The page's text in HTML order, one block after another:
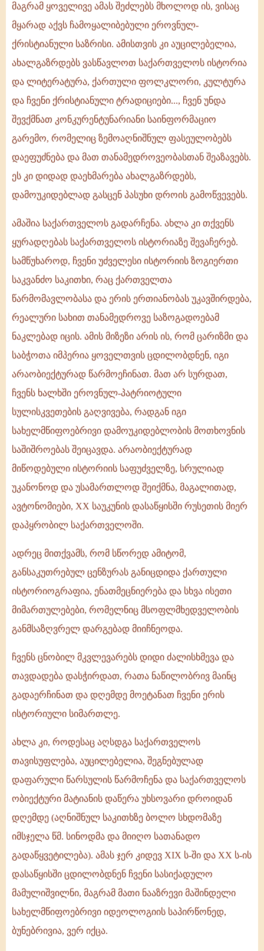
მაგრამ ყოველივე ამას შეძლებს მხოლოდ ის, ვისაც
მყარად აქვს ჩამოყალიბებული ეროვნულ-
ქრისტიანული საზრისი. ამისთვის კი აუცილებელია,
ახალგაზრდებს ვასწავლოთ საქართველოს ისტორია
და ლიტერატურა, ქართული ფოლკლორი, კულტურა
და ჩვენი ქრისტიანული ტრადიციები..., ჩვენ უნდა
შევქმნათ კონკურენტუნარიანი საინფორმაციო
გარემო, რომელიც ზემოაღნიშნულ ფასეულობებს
დაეფუძნება და მათ თანამედროვეობასთან შეაზავებს.
ეს კი დიდად დაეხმარება ახალგაზრდებს,
დამოუკიდებლად გასცენ პასუხი დროის გამოწვევებს.
ამაშია საქართველოს გადარჩენა. ახლა კი თქვენს
ყურადღებას საქართველოს ისტორიაზე შევაჩერებ.
სამწუხაროდ, ჩვენი უძველესი ისტორიის ზოგიერთი
საკვანძო საკითხი, რაც ქართველთა
წარმომავლობასა და ერის ერთიანობას უკავშირდება,
რეალური სახით თანამედროვე საზოგადოებამ
ნაკლებად იცის. ამის მიზეზი არის ის, რომ ცარიზმი და
საბჭოთა იმპერია ყოველთვის ცდილობდნენ, იგი
არაობიექტურად წარმოეჩინათ. მათ არ სურდათ,
ჩვენს ხალხში ეროვნულ-პატრიოტული
სულისკვეთების გაღვივება, რადგან იგი
სახელმწიფოებრივი დამოუკიდებლობის მოთხოვნის
საშიშროებას შეიცავდა. არაობიექტურად
მიწოდებული ისტორიის საფუძველზე, სრულიად
უკანონოდ და უსამართლოდ შეიქმნა, მაგალითად,
ავტონომიები, XX საუკუნის დასაწყისში რუსეთის მიერ
დაპყრობილ საქართველოში.
ადრეც მითქვამს, რომ სწორედ ამიტომ,
განსაკუთრებულ ცენზურას განიცდიდა ქართული
ისტორიოგრაფია, ენათმეცნიერება და სხვა ისეთი
მიმართულებები, რომელნიც მსოფლმხედველობის
განმსაზღვრელ დარგებად მიიჩნეოდა.
ჩვენს ცნობილ მკვლევარებს დიდი ძალისხმევა და
თავდადება დასჭირდათ, რათა ნაწილობრივ მაინც
გადაერჩინათ და დღემდე მოეტანათ ჩვენი ერის
ისტორიული სიმართლე.
ახლა კი, როდესაც აღსდგა საქართველოს
თავისუფლება, აუცილებელია, შეგნებულად
დაფარული წარსულის წარმოჩენა და საქართველოს
ობიექტური მატიანის დაწერა უხსოვარი დროიდან
დღემდე (აღნიშნულ საკითხზე ბოლო სხდომაზე
იმსჯელა წმ. სინოდმა და მიიღო სათანადო
გადაწყვეტილება). ამას ჯერ კიდევ XIX ს-ში და XX ს-ის
დასაწყისში ცდილობდნენ ჩვენი სასიქადულო
მამულიშვილნი, მაგრამ მათი ნააზრევი მაშინდელი
სახელმწიფოებრივი იდეოლოგიის საპირწონედ,
ბუნებრივია, ვერ იქცა.